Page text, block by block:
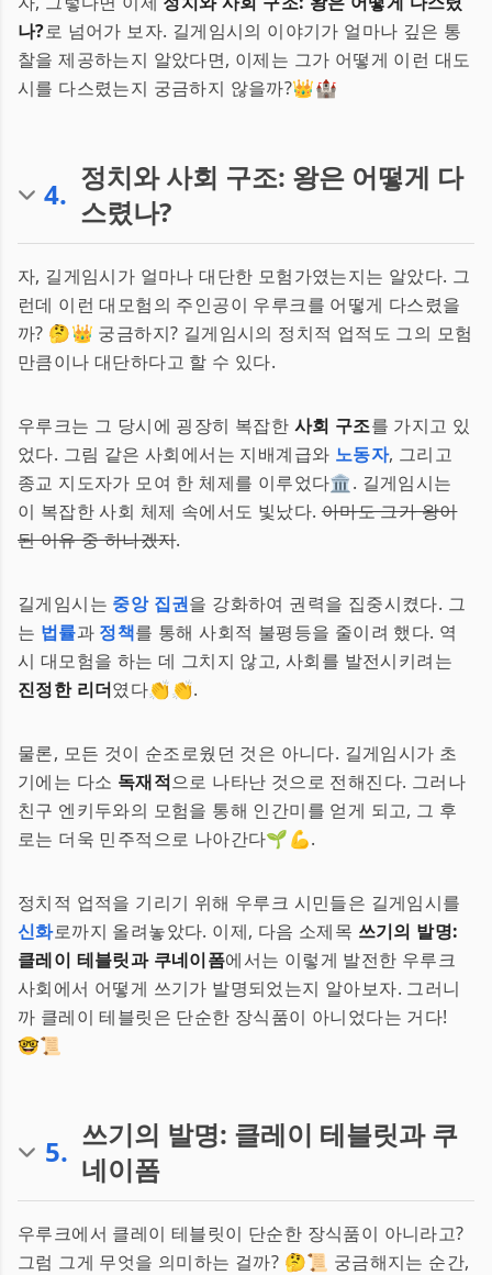
나?로 넘어가 보자. 길게임시의 이야기가 얼마나 깊은 통
찰을 제공하는지 알았다면, 이제는 그가 어떻게 이런 대도
시를 다스렸는지 궁금하지 않을까?👑🏰
4. 정치와 사회 구조: 왕은 어떻게 다
스렸나?
자, 길게임시가 얼마나 대단한 모험가였는지는 알았다. 그
런데 이런 대모험의 주인공이 우루크를 어떻게 다스렸을
까? 🤔👑 궁금하지? 길게임시의 정치적 업적도 그의 모험
만큼이나 대단하다고 할 수 있다.
우루크는 그 당시에 굉장히 복잡한 사회 구조를 가지고 있
었다. 그림 같은 사회에서는 지배계급와 노동자, 그리고
종교 지도자가 모여 한 체제를 이루었다🏛️. 길게임시는
이 복잡한 사회 체제 속에서도 빛났다.아마도 그가 왕이
된 이유 중 하나겠지.
길게임시는 중앙 집권을 강화하여 권력을 집중시켰다. 그
는 법률과 정책를 통해 사회적 불평등을 줄이려 했다. 역
시 대모험을 하는 데 그치지 않고, 사회를 발전시키려는
진정한 리더였다👏👏.
물론, 모든 것이 순조로웠던 것은 아니다. 길게임시가 초
기에는 다소 독재적으로 나타난 것으로 전해진다. 그러나
친구 엔키두와의 모험을 통해 인간미를 얻게 되고, 그 후
로는 더욱 민주적으로 나아간다🌱💪.
정치적 업적을 기리기 위해 우루크 시민들은 길게임시를
신화로까지 올려놓았다. 이제, 다음 소제목 쓰기의 발명:
클레이 테블릿과 쿠네이폼에서는 이렇게 발전한 우루크
사회에서 어떻게 쓰기가 발명되었는지 알아보자. 그러니
까 클레이 테블릿은 단순한 장식품이 아니었다는 거다!
🤓📜
5. 쓰기의 발명: 클레이 테블릿과 쿠
네이폼
우루크에서 클레이 테블릿이 단순한 장식품이 아니라고?
그럼 그게 무엇을 의미하는 걸까? 🤔📜 궁금해지는 순간,